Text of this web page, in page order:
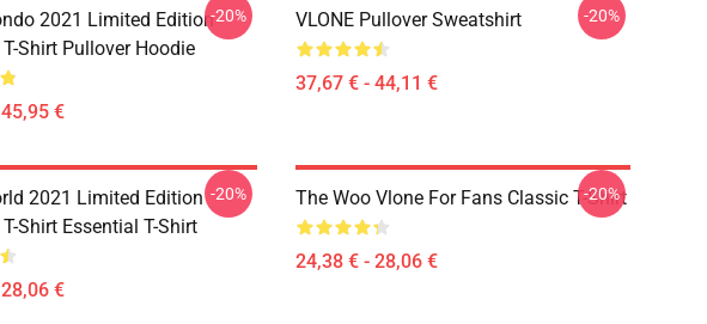
2021 Limited Edition
Shirt Pullover Hoodie
€
-20% VLONE Pullover Sweatshirt
37,67 € - 44,11 €
-20%
2021 Limited Edition
Shirt Essential T-Shirt
€
-20% The Woo Vlone For Fans Classic T-Shirt
24,38 € - 28,06 €
-20%